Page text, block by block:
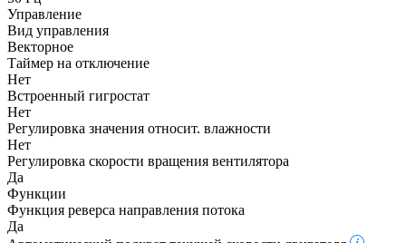
Управление
Вид управления
Векторное
Таймер на отключение
Нет
Встроенный гигростат
Нет
Регулировка значения относит. влажности
Нет
Регулировка скорости вращения вентилятора
Да
Функции
Функция реверса направления потока
Да